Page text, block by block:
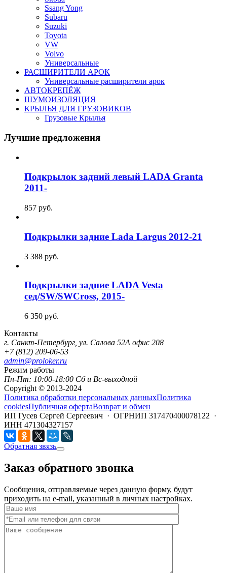
Ssang Yong
Subaru
Suzuki
Toyota
VW
Volvo
Универсальные
РАСШИРИТЕЛИ АРОК
Универсальные расширители арок
АВТОКРЕПЁЖ
ШУМОИЗОЛЯЦИЯ
КРЫЛЬЯ ДЛЯ ГРУЗОВИКОВ
Грузовые Крылья
Лучшие предложения
Подкрылок задний левый LADA Granta
2011-
857 руб.
Подкрылки задние Lada Largus 2012-21
3 388 руб.
Подкрылки задние LADA Vesta
сед/SW/SWCross, 2015-
6 350 руб.
Контакты
г. Санкт-Петербург, ул. Салова 52А офис 208
+7 (812) 209-06-53
admin@proloker.ru
Режим работы
Пн-Пт: 10:00-18:00 Сб и Вс-выходной
Copyright © 2013-2024
Политика обработки персональных данныхПолитика
cookiesПубличная офертаВозврат и обмен
ИП Гусев Сергей Сергеевич · ОГРНИП 317470400078122 ·
ИНН 471304327157
Обратная звязь
Заказ обратного звонка
Сообщения, отправляемые через данную форму, будут
приходить на e-mail, указанный в личных настройках.